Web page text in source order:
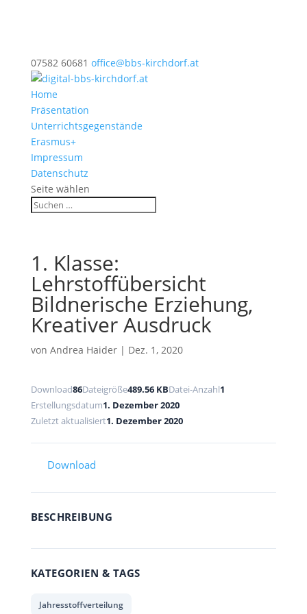
07582 60681 office@bbs-kirchdorf.at
Home
Präsentation
Unterrichtsgegenstände
Erasmus+
Impressum
Datenschutz
Seite wählen
1. Klasse:
Lehrstoffübersicht
Bildnerische Erziehung,
Kreativer Ausdruck
von Andrea Haider| Dez. 1, 2020
Download86Dateigröße489.56 KBDatei-Anzahl1
Erstellungsdatum1. Dezember 2020
Zuletzt aktualisiert1. Dezember 2020
Download
BESCHREIBUNG
KATEGORIEN & TAGS
Jahresstoffverteilung